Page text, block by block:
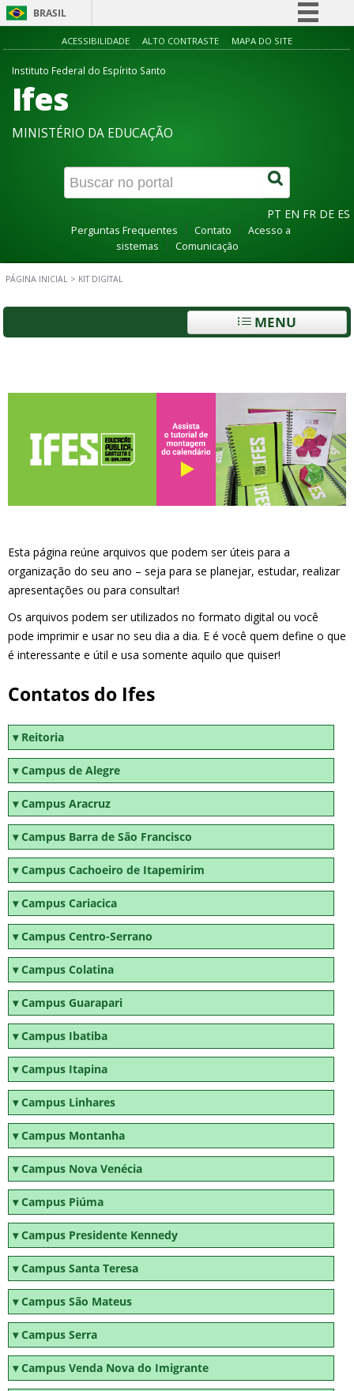
BRASIL
Simplifique!
Canais
ACESSIBILIDADE ALTO CONTRASTE MAPA DO SITE
Instituto Federal do Espírito Santo
Ifes
MINISTÉRIO DA EDUCAÇÃO
PT EN FR DE ES
Perguntas Frequentes Contato
Acesso a
sistemas
Comunicação
PÁGINA INICIAL > KIT DIGITAL
MENU
Esta página reúne arquivos que podem ser úteis para a
organização do seu ano – seja para se planejar, estudar, realizar
apresentações ou para consultar!
Os arquivos podem ser utilizados no formato digital ou você
pode imprimir e usar no seu dia a dia. E é você quem define o que
é interessante e útil e usa somente aquilo que quiser!
Contatos do Ifes
Reitoria
Campus de Alegre
Campus Aracruz
Campus Barra de São Francisco
Campus Cachoeiro de Itapemirim
Campus Cariacica
Campus Centro-Serrano
Campus Colatina
Campus Guarapari
Campus Ibatiba
Campus Itapina
Campus Linhares
Campus Montanha
Campus Nova Venécia
Campus Piúma
Campus Presidente Kennedy
Campus Santa Teresa
Campus São Mateus
Campus Serra
Campus Venda Nova do Imigrante